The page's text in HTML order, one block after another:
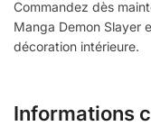
Commandez dès
Manga Demon Slayer
décoration intérieure.
Informations